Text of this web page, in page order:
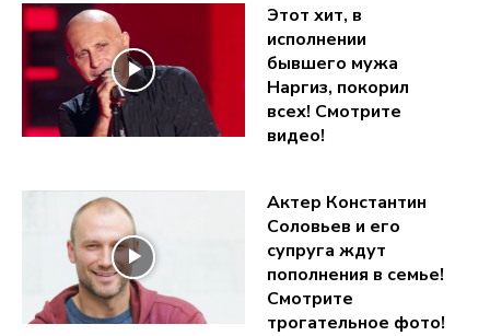
Этот хит, в
исполнении
бывшего мужа
Наргиз, покорил
всех! Смотрите
видео!
Актер Константин
Соловьев и его
супруга ждут
пополнения в семье!
Смотрите
трогательное фото!